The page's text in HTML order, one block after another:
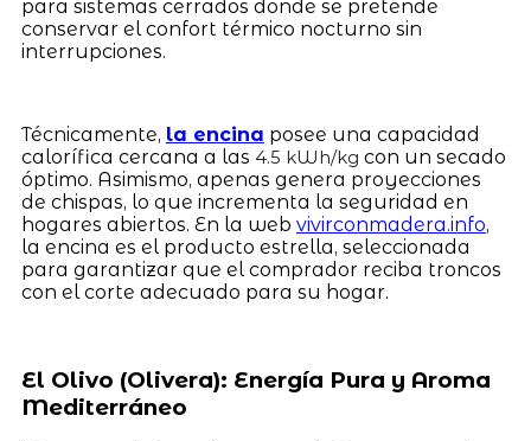
para sistemas cerrados donde se pretende
conservar el confort térmico nocturno sin
interrupciones.
Técnicamente, la encina posee una capacidad
calorífica cercana a las 4.5 kWh/kg con un secado
óptimo. Asimismo, apenas genera proyecciones
de chispas, lo que incrementa la seguridad en
hogares abiertos. En la web vivirconmadera.info,
la encina es el producto estrella, seleccionada
para garantizar que el comprador reciba troncos
con el corte adecuado para su hogar.
El Olivo (Olivera): Energía Pura y Aroma
Mediterráneo